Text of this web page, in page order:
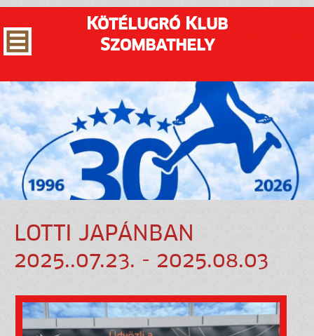
Kötélugró Klub
Szombathely
LOTTI JAPÁNBAN
2025..07.23. - 2025.08.03